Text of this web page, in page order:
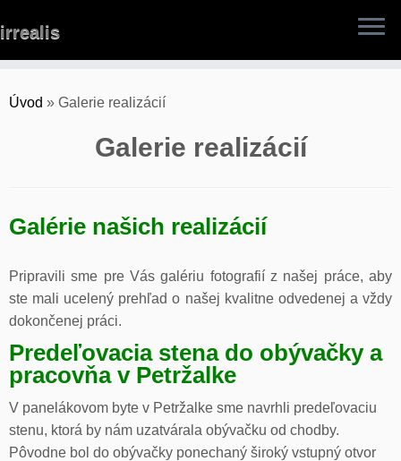
to
irrealis
Úvod » Galerie realizácií
Galerie realizácií
Galérie našich realizácií
Pripravili sme pre Vás galériu fotografií z našej práce, aby
ste mali ucelený prehľad o našej kvalitne odvedenej a vždy
dokončenej práci.
Predeľovacia stena do obývačky a
pracovňa v Petržalke
V panelákovom byte v Petržalke sme navrhli predeľovaciu
stenu, ktorá by nám uzatvárala obývačku od chodby.
Pôvodne bol do obývačky ponechaný široký vstupný otvor